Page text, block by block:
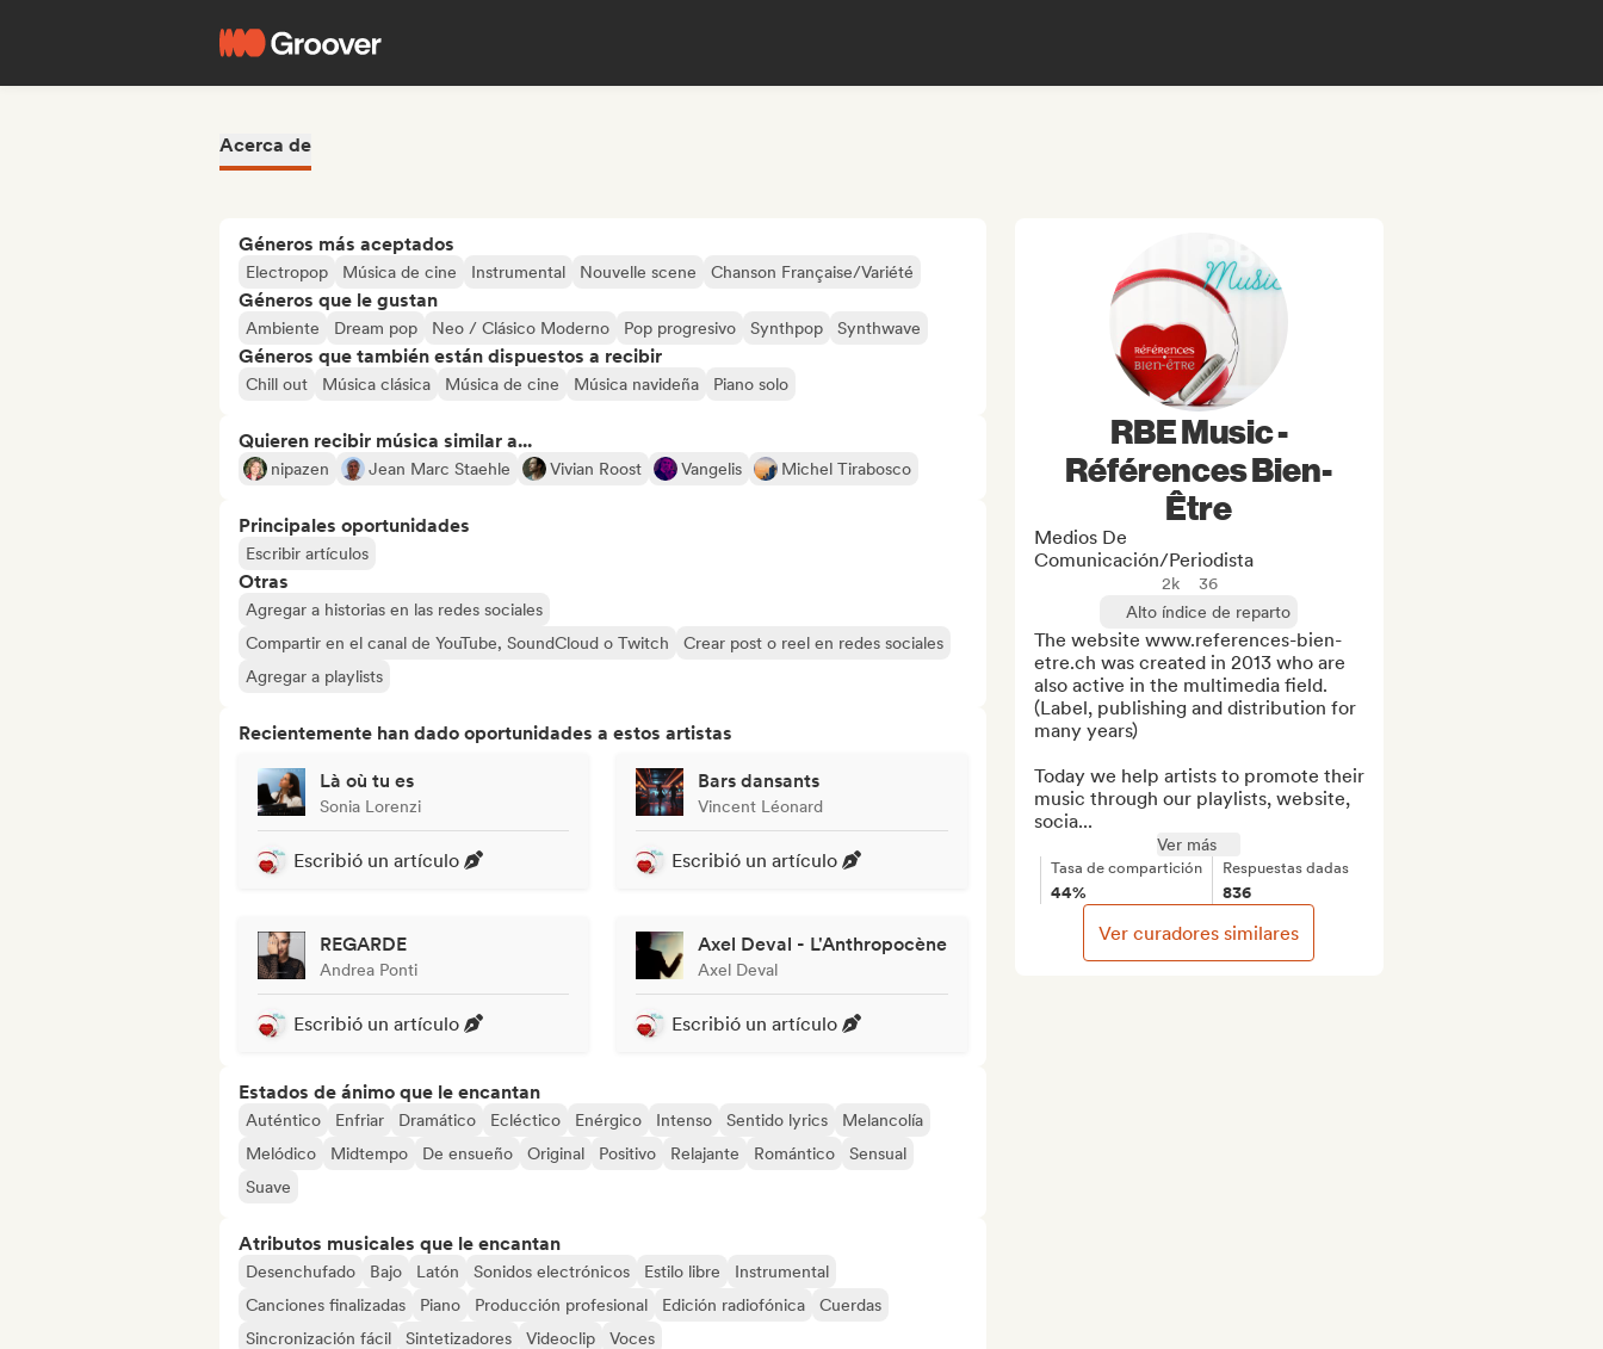
Acerca de
Géneros más aceptados
Electropop Música de cine Instrumental Nouvelle scene Chanson Française/Variété
Géneros que le gustan
Ambiente Dream pop Neo / Clásico Moderno Pop progresivo Synthpop Synthwave
Géneros que también están dispuestos a recibir
Chill out Música clásica Música de cine Música navideña Piano solo
Quieren recibir música similar a...
nipazen Jean Marc Staehle Vivian Roost Vangelis Michel Tirabosco
Principales oportunidades
Escribir artículos
Otras
Agregar a historias en las redes sociales
Compartir en el canal de YouTube, SoundCloud o Twitch
Crear post o reel en redes sociales
Agregar a playlists
Recientemente han dado oportunidades a estos artistas
Là où tu es
Sonia Lorenzi
Escribió un artículo
Bars dansants
Vincent Léonard
Escribió un artículo
REGARDE
Andrea Ponti
Escribió un artículo
Axel Deval - L'Anthropocène
Axel Deval
Escribió un artículo
Estados de ánimo que le encantan
Auténtico Enfriar Dramático Ecléctico Enérgico Intenso Sentido lyrics
Melancolía
Melódico
Midtempo De ensueño Original Positivo Relajante Romántico
Sensual
Suave
Atributos musicales que le encantan
Desenchufado Bajo Latón Sonidos electrónicos Estilo libre
Instrumental
Canciones finalizadas
Piano Producción profesional Edición radiofónica
Cuerdas
Sincronización fácil
Sintetizadores Videoclip Voces
RBE Music -
Références Bien-
Être
Medios De
Comunicación/Periodista
2k
36
Alto índice de reparto
The website www.references-bien-
etre.ch was created in 2013 who are
also active in the multimedia field.
(Label, publishing and distribution for
many years)
Today we help artists to promote their
music through our playlists, website,
socia...
Ver más
Tasa de compartición
44%
Respuestas dadas
836
Ver curadores similares